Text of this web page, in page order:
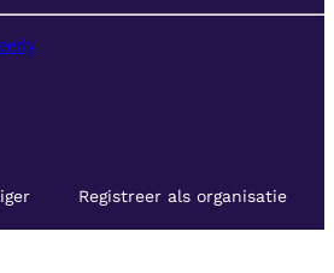
Registreer als organisatie